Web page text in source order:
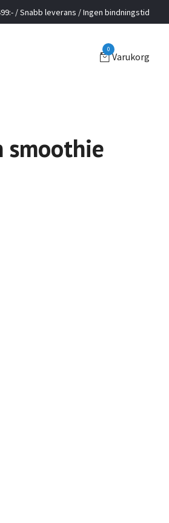
/ Snabb leverans / Ingen bindningstid
0
Varukorg
smoothie